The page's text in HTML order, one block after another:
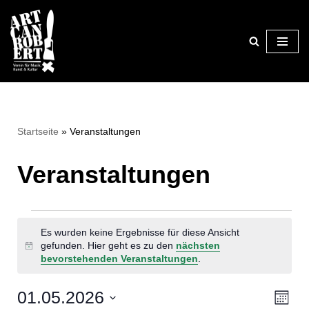
Zum
Inhalt
springen
Startseite » Veranstaltungen
Veranstaltungen
Hinweis
Es wurden keine Ergebnisse für diese Ansicht
gefunden. Hier geht es zu den nächsten
bevorstehenden Veranstaltungen.
Monat
01.05.2026